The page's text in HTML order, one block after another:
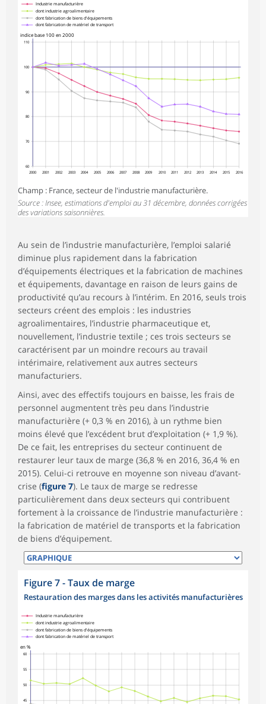
100
110
90
80
70
60
indice base 100 en 2000
2000 2001 2002 2003 2004 2005 2006 2007 2008 2009 2010 2011 2012 2013 2014 2015 2016
Industrie manufacturière
dont industrie agroalimentaire
dont fabrication de biens d'équipements
dont fabrication de matériel de transport
Champ : France, secteur de l'industrie manufacturière.
Source : Insee, estimations d'emploi au 31 décembre, données corrigées
des variations saisonnières.
Au sein de l’industrie manufacturière, l’emploi salarié
diminue plus rapidement dans la fabrication
d’équipements électriques et la fabrication de machines
et équipements, davantage en raison de leurs gains de
productivité qu’au recours à l’intérim. En 2016, seuls trois
secteurs créent des emplois : les industries
agroalimentaires, l’industrie pharmaceutique et,
nouvellement, l’industrie textile ; ces trois secteurs se
caractérisent par un moindre recours au travail
intérimaire, relativement aux autres secteurs
manufacturiers.
Ainsi, avec des effectifs toujours en baisse, les frais de
personnel augmentent très peu dans l’industrie
manufacturière (+ 0,3 % en 2016), à un rythme bien
moins élevé que l’excédent brut d’exploitation (+ 1,9 %).
De ce fait, les entreprises du secteur continuent de
restaurer leur taux de marge (36,8 % en 2016, 36,4 % en
2015). Celui-ci retrouve en moyenne son niveau d’avant-
crise (figure 7). Le taux de marge se redresse
particulièrement dans deux secteurs qui contribuent
fortement à la croissance de l’industrie manufacturière :
la fabrication de matériel de transports et la fabrication
de biens d’équipement.
Figure 7 - Taux de marge
Restauration des marges dans les activités manufacturières
45
50
55
60
en %
Industrie manufacturière
dont industrie agroalimentaire
dont fabrication de biens d'équipements
dont fabrication de matériel de transport